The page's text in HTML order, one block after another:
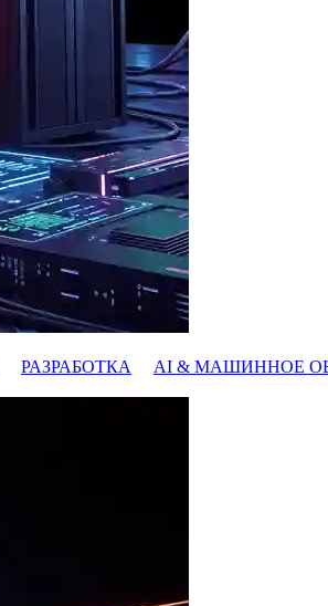
РАЗРАБОТКА
AI & МАШИННОЕ